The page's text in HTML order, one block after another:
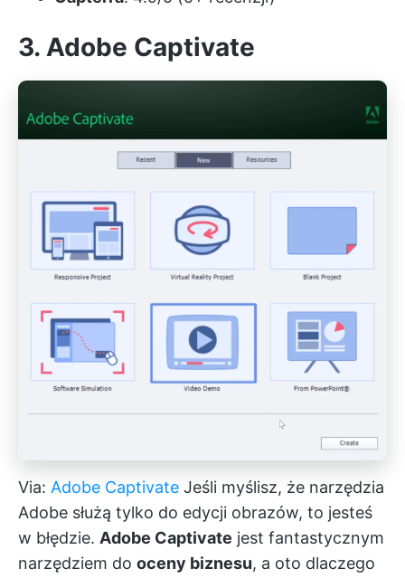
3. Adobe Captivate
Via: Adobe Captivate Jeśli myślisz, że narzędzia
Adobe służą tylko do edycji obrazów, to jesteś
w błędzie. Adobe Captivate jest fantastycznym
narzędziem do oceny biznesu, a oto dlaczego